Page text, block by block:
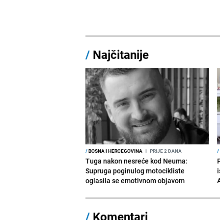
/ Najčitanije
/BOSNA I HERCEGOVINA I PRIJE 2 DANA
Tuga nakon nesreće kod Neuma:
Supruga poginulog motocikliste
oglasila se emotivnom objavom
/
/ Komentari